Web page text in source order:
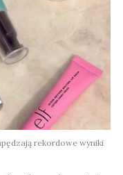
rekordowe wyniki